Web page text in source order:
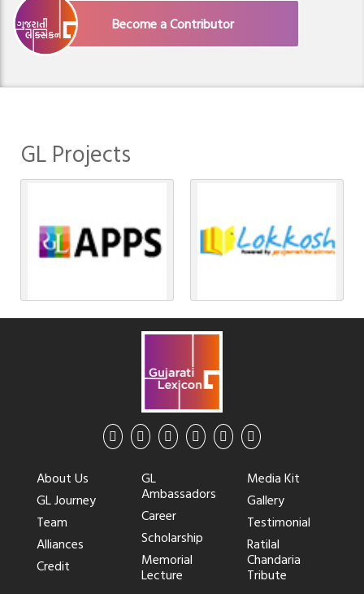
Become a Contributor
GL Projects
About Us
GL Journey
Team
Alliances
Credit
GL
Ambassadors
Career
Scholarship
Memorial
Lecture
Media Kit
Gallery
Testimonial
Ratilal
Chandaria
Tribute